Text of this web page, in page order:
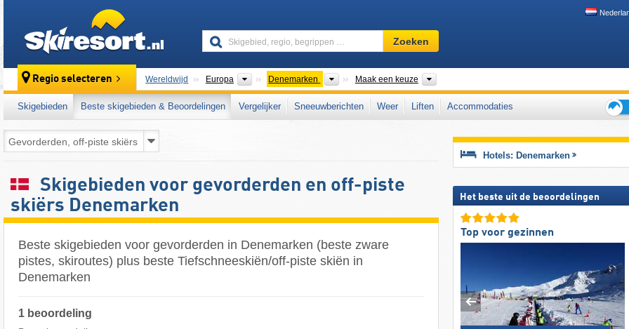
Skigebied,
regio,
…
Zoeken
Regio selecteren Wereldwijd Europa Continenten
Denemarken LandenMaak een keuze
Skigebieden Beste skigebieden & Beoordelingen Vergelijker Sneeuwberichten Weer Liften
Accommodaties
voor
Skigebieden voor gevorderden en off-piste
skiërs Denemarken
Beste skigebieden voor gevorderden in Denemarken (beste zware
pistes, skiroutes) plus beste Tiefschneeskiën/off-piste skiën in
Denemarken
1 beoordeling
Hotels: Denemarken
Het beste uit de beoordelingen
Top voor gezinnen